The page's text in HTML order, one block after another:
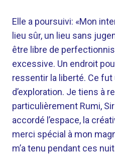
Elle a poursuivi: «Mon
lieu sûr, un lieu sans
être libre de
excessive. Un endroit
ressentir la liberté. Ce fut
d’exploration. Je tiens à
particulièrement Rumi,
accordé l’espace, la
merci spécial à mon
m’a tenu pendant ces